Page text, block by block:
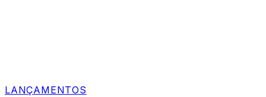
LANÇAMENTOS